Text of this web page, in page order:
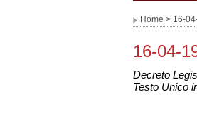
Home > 16-
16-04-
Decreto
Testo Unico